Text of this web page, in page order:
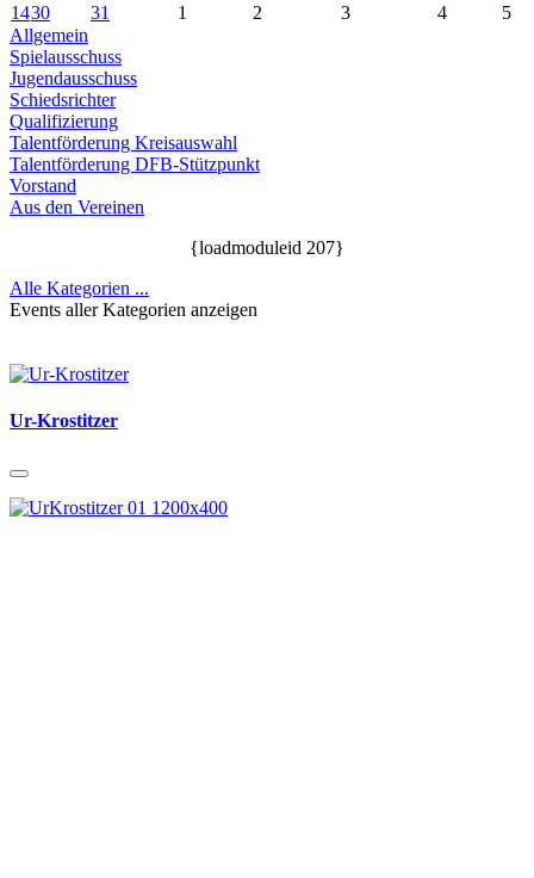
1430 31 1 2 3 4
5
Allgemein
Spielausschuss
Jugendausschuss
Schiedsrichter
Qualifizierung
Talentförderung Kreisauswahl
Talentförderung DFB-Stützpunkt
Vorstand
Aus den Vereinen
{loadmoduleid 207}
Alle Kategorien ...
Events aller Kategorien anzeigen
Ur-Krostitzer